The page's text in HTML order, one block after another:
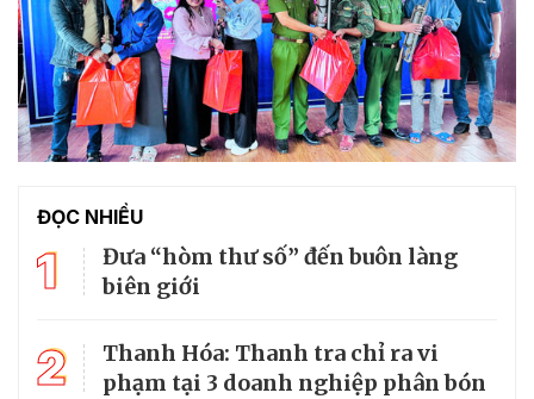
ĐỌC NHIỀU
1
Đưa “hòm thư số” đến buôn làng
biên giới
2
Thanh Hóa: Thanh tra chỉ ra vi
phạm tại 3 doanh nghiệp phân bón